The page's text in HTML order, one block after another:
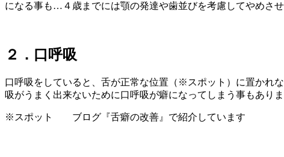
になる事も…４歳までには顎の発達や歯並びを考慮してやめさせ
２．口呼吸
口呼吸をしていると、舌が正常な位置（※スポット）に置かれ
吸がうまく出来ないために口呼吸が癖になってしまう事もあり
※スポット ブログ『舌癖の改善』で紹介しています